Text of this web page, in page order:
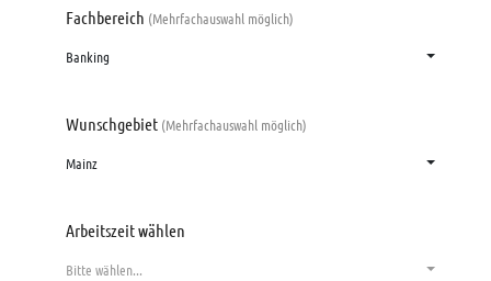
Fachbereich (Mehrfachauswahl möglich)
Banking
Wunschgebiet (Mehrfachauswahl möglich)
Mainz
Arbeitszeit wählen
Bitte wählen...